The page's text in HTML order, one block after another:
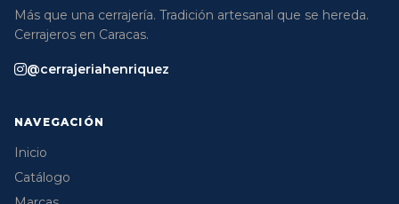
Más que una cerrajería. Tradición artesanal que se hereda.
Cerrajeros en Caracas.
@cerrajeriahenriquez
NAVEGACIÓN
Inicio
Catálogo